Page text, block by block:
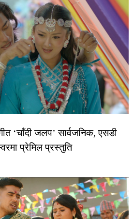
‘चाँदी जलप’ सार्वजनिक, एसडी
प्रेमिल प्रस्तुति